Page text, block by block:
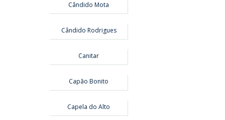
Cândido Mota
Cândido Rodrigues
Canitar
Capão Bonito
Capela do Alto